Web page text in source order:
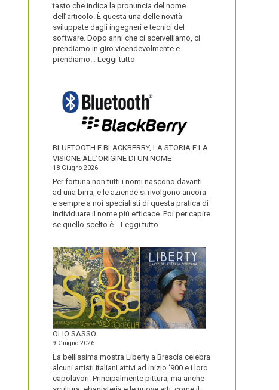
tasto che indica la pronuncia del nome
dell’articolo. È questa una delle novità
sviluppate dagli ingegneri e tecnici del
software. Dopo anni che ci scervelliamo, ci
prendiamo in giro vicendevolmente e
prendiamo… Leggi tutto
NOMI
DEI
SUOI
PRODOTTI
BLUETOOTH E BLACKBERRY, LA STORIA E LA
VISIONE ALL’ORIGINE DI UN NOME
18 Giugno 2026
Per fortuna non tutti i nomi nascono davanti
ad una birra, e le aziende si rivolgono ancora
e sempre a noi specialisti di questa pratica di
individuare il nome più efficace. Poi per capire
se quello scelto è… Leggi tutto
BLACKBERRY,
LA
STORIA
E
LA
VISIONE
ALL’ORIGINE
DI
NOME
OLIO SASSO
9 Giugno 2026
La bellissima mostra Liberty a Brescia celebra
alcuni artisti italiani attivi ad inizio ‘900 e i loro
capolavori. Principalmente pittura, ma anche